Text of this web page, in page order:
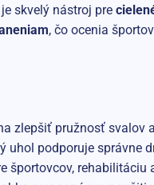
skvelý nástroj pre
, čo ocenia
zlepšiť pružnosť svalov
uhol podporuje správne
športovcov, rehabilitáciu